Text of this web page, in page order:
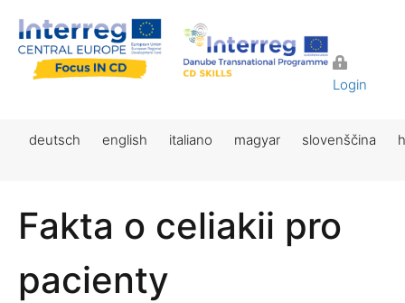
Login
deutsch english italiano magyar slovenščina
Fakta o celiakii pro
pacienty